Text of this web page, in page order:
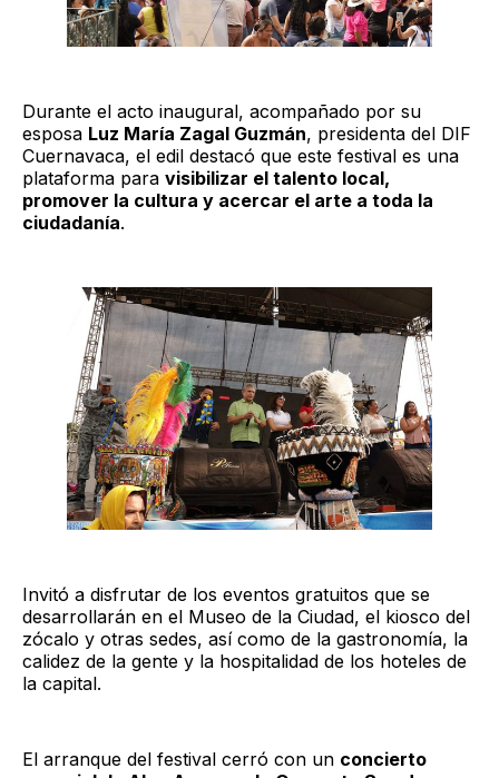
Durante el acto inaugural, acompañado por su
esposa Luz María Zagal Guzmán, presidenta del DIF
Cuernavaca, el edil destacó que este festival es una
plataforma para visibilizar el talento local,
promover la cultura y acercar el arte a toda la
ciudadanía.
Invitó a disfrutar de los eventos gratuitos que se
desarrollarán en el Museo de la Ciudad, el kiosco del
zócalo y otras sedes, así como de la gastronomía, la
calidez de la gente y la hospitalidad de los hoteles de
la capital.
El arranque del festival cerró con un concierto